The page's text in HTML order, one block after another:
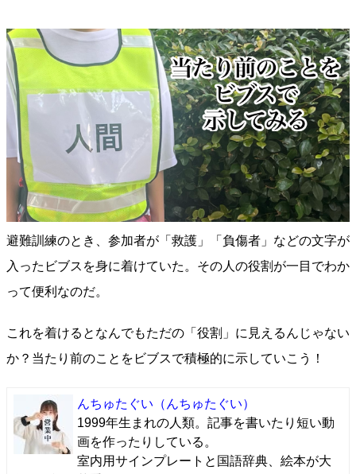
避難訓練のとき、参加者が「救護」「負傷者」などの文字が
入ったビブスを身に着けていた。その人の役割が一目でわか
って便利なのだ。
これを着けるとなんでもただの「役割」に見えるんじゃない
か？当たり前のことをビブスで積極的に示していこう！
んちゅたぐい （んちゅたぐい）
1999年生まれの人類。記事を書いたり短い動
画を作ったりしている。
室内用サインプレートと国語辞典、絵本が大